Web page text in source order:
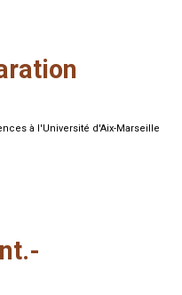
à l'Université d'Aix-Marseille